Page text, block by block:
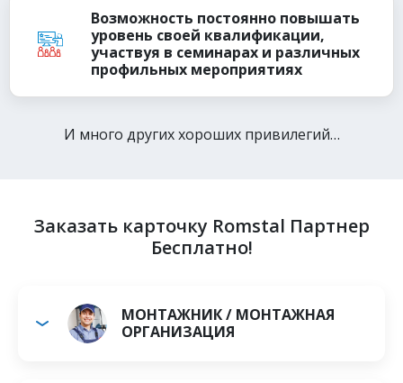
Возможность постоянно повышать
уровень своей квалификации,
участвуя в семинарах и различных
профильных мероприятиях
И много других хороших привилегий…
Заказать карточку Romstal Партнер
Бесплатно!
МОНТАЖНИК / МОНТАЖНАЯ
ОРГАНИЗАЦИЯ